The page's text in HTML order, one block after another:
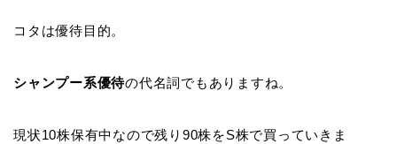
コタは優待目的。
シャンプー系優待の代名詞でもありますね。
現状10株保有中なので残り90株をS株で買っていきま